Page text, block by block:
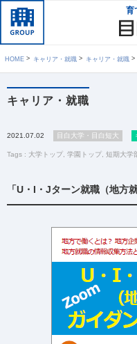
育
HOME キャリア・就職 キャリア・就職
キャリア・就職
2021.07.02 目白大学・目白短大
Tags : 大学トップ 学園トップ 短期大学
「U・I・Jターン就職（地方